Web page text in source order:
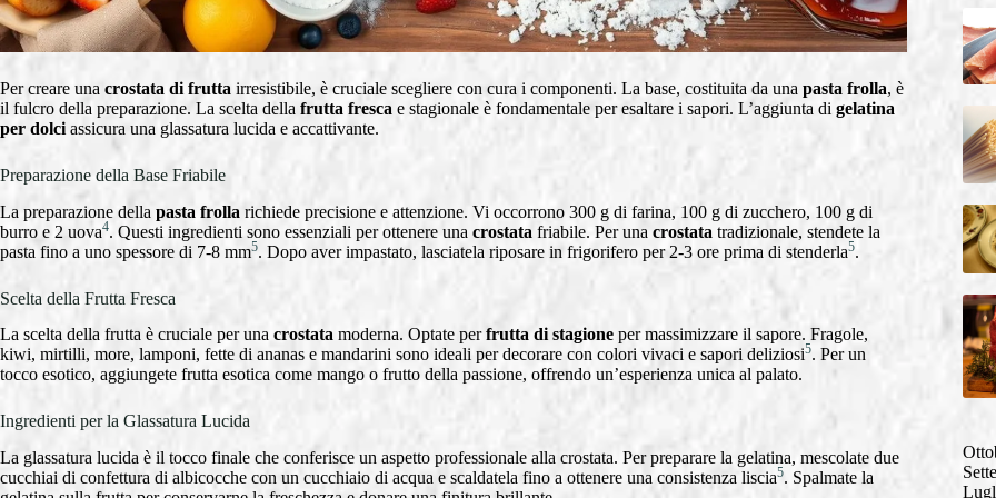
Per creare una crostata di frutta irresistibile, è cruciale scegliere con cura i componenti. La base, costituita da una pasta frolla, è
il fulcro della preparazione. La scelta della frutta fresca e stagionale è fondamentale per esaltare i sapori. L’aggiunta di gelatina
per dolci assicura una glassatura lucida e accattivante.
Preparazione della Base Friabile
La preparazione della pasta frolla richiede precisione e attenzione. Vi occorrono 300 g di farina, 100 g di zucchero, 100 g di
burro e 2 uova4. Questi ingredienti sono essenziali per ottenere una crostata friabile. Per una crostata tradizionale, stendete la
pasta fino a uno spessore di 7-8 mm5. Dopo aver impastato, lasciatela riposare in frigorifero per 2-3 ore prima di stenderla5.
Scelta della Frutta Fresca
La scelta della frutta è cruciale per una crostata moderna. Optate perfrutta di stagione per massimizzare il sapore. Fragole,
kiwi, mirtilli, more, lamponi, fette di ananas e mandarini sono ideali per decorare con colori vivaci e sapori deliziosi5. Per un
tocco esotico, aggiungete frutta esotica come mango o frutto della passione, offrendo un’esperienza unica al palato.
Ingredienti per la Glassatura Lucida
La glassatura lucida è il tocco finale che conferisce un aspetto professionale alla crostata. Per preparare la gelatina, mescolate due
cucchiai di confettura di albicocche con un cucchiaio di acqua e scaldatela fino a ottenere una consistenza liscia5. Spalmate la